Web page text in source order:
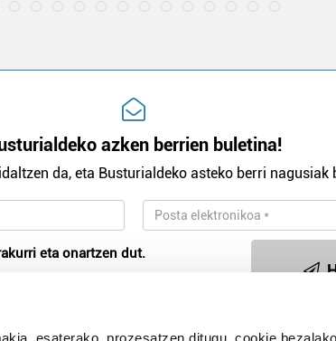
azken berrien buletina!
da, eta Busturialdeko asteko berri nagusiak
eta onartzen dut.